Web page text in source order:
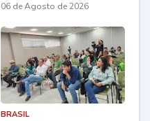
06 de Agosto de 2026
BRASIL